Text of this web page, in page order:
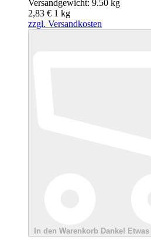
Versandgewicht: 9.50 kg
2,83 € 1 kg
zzgl. Versandkosten
In den Warenkorb Danke!